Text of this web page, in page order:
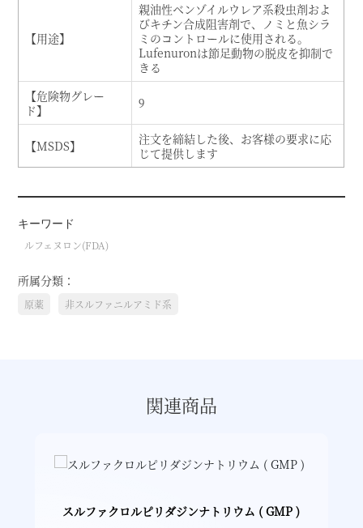
【用途】
親油性ベンゾイルウレア系殺虫剤およ
びキチン合成阻害剤で、ノミと魚シラ
ミのコントロールに使用される。
Lufenuronは節足動物の脱皮を抑制で
きる
【危険物グレー
ド】
9
【MSDS】
注文を締結した後、お客様の要求に応
じて提供します
キーワード
ルフェヌロン(FDA)
所属分類：
原薬 非スルファニルアミド系
関連商品
スルファクロルピリダジンナトリウム ( GMP )